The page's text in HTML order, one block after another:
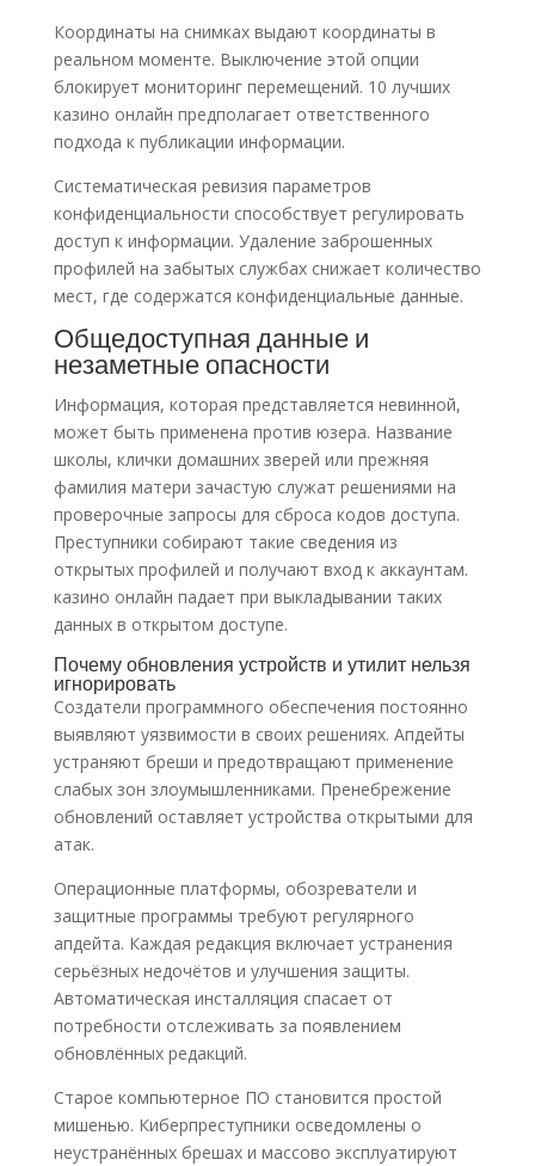
Координаты на снимках выдают координаты в
реальном моменте. Выключение этой опции
блокирует мониторинг перемещений. 10 лучших
казино онлайн предполагает ответственного
подхода к публикации информации.
Систематическая ревизия параметров
конфиденциальности способствует регулировать
доступ к информации. Удаление заброшенных
профилей на забытых службах снижает количество
мест, где содержатся конфиденциальные данные.
Общедоступная данные и
незаметные опасности
Информация, которая представляется невинной,
может быть применена против юзера. Название
школы, клички домашних зверей или прежняя
фамилия матери зачастую служат решениями на
проверочные запросы для сброса кодов доступа.
Преступники собирают такие сведения из
открытых профилей и получают вход к аккаунтам.
казино онлайн падает при выкладывании таких
данных в открытом доступе.
Почему обновления устройств и утилит нельзя
игнорировать
Создатели программного обеспечения постоянно
выявляют уязвимости в своих решениях. Апдейты
устраняют бреши и предотвращают применение
слабых зон злоумышленниками. Пренебрежение
обновлений оставляет устройства открытыми для
атак.
Операционные платформы, обозреватели и
защитные программы требуют регулярного
апдейта. Каждая редакция включает устранения
серьёзных недочётов и улучшения защиты.
Автоматическая инсталляция спасает от
потребности отслеживать за появлением
обновлённых редакций.
Старое компьютерное ПО становится простой
мишенью. Киберпреступники осведомлены о
неустранённых брешах и массово эксплуатируют